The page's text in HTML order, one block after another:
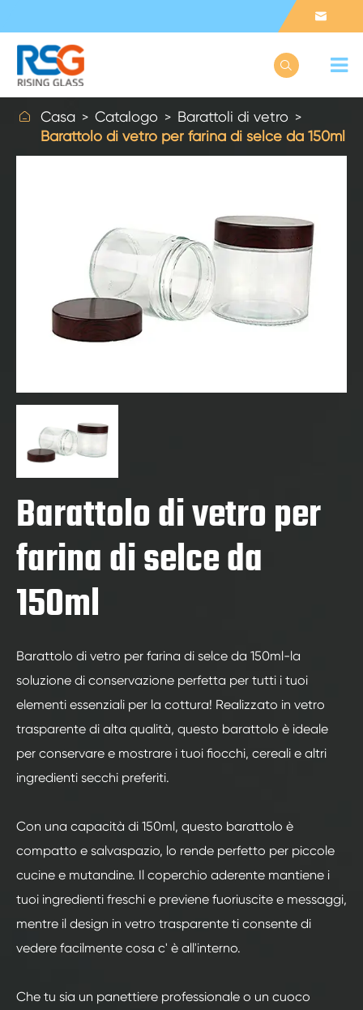


 Casa Catalogo
Barattoli di vetro
Barattolo di vetro per farina di selce da 150ml
Barattolo di vetro per
farina di selce da
150ml
Barattolo di vetro per farina di selce da 150ml-la
soluzione di conservazione perfetta per tutti i tuoi
elementi essenziali per la cottura! Realizzato in vetro
trasparente di alta qualità, questo barattolo è ideale
per conservare e mostrare i tuoi fiocchi, cereali e altri
ingredienti secchi preferiti.
Con una capacità di 150ml, questo barattolo è
compatto e salvaspazio, lo rende perfetto per piccole
cucine e mutandine. Il coperchio aderente mantiene i
tuoi ingredienti freschi e previene fuoriuscite e messaggi,
mentre il design in vetro trasparente ti consente di
vedere facilmente cosa c' è all'interno.
Che tu sia un panettiere professionale o un cuoco